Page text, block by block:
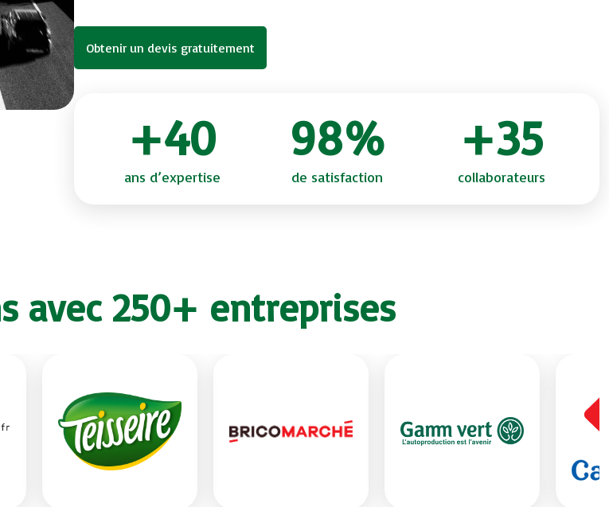
Obtenir un devis gratuitement
+40
ans d’expertise
98%
de satisfaction
+35
collaborateurs
avec 250+ entreprises